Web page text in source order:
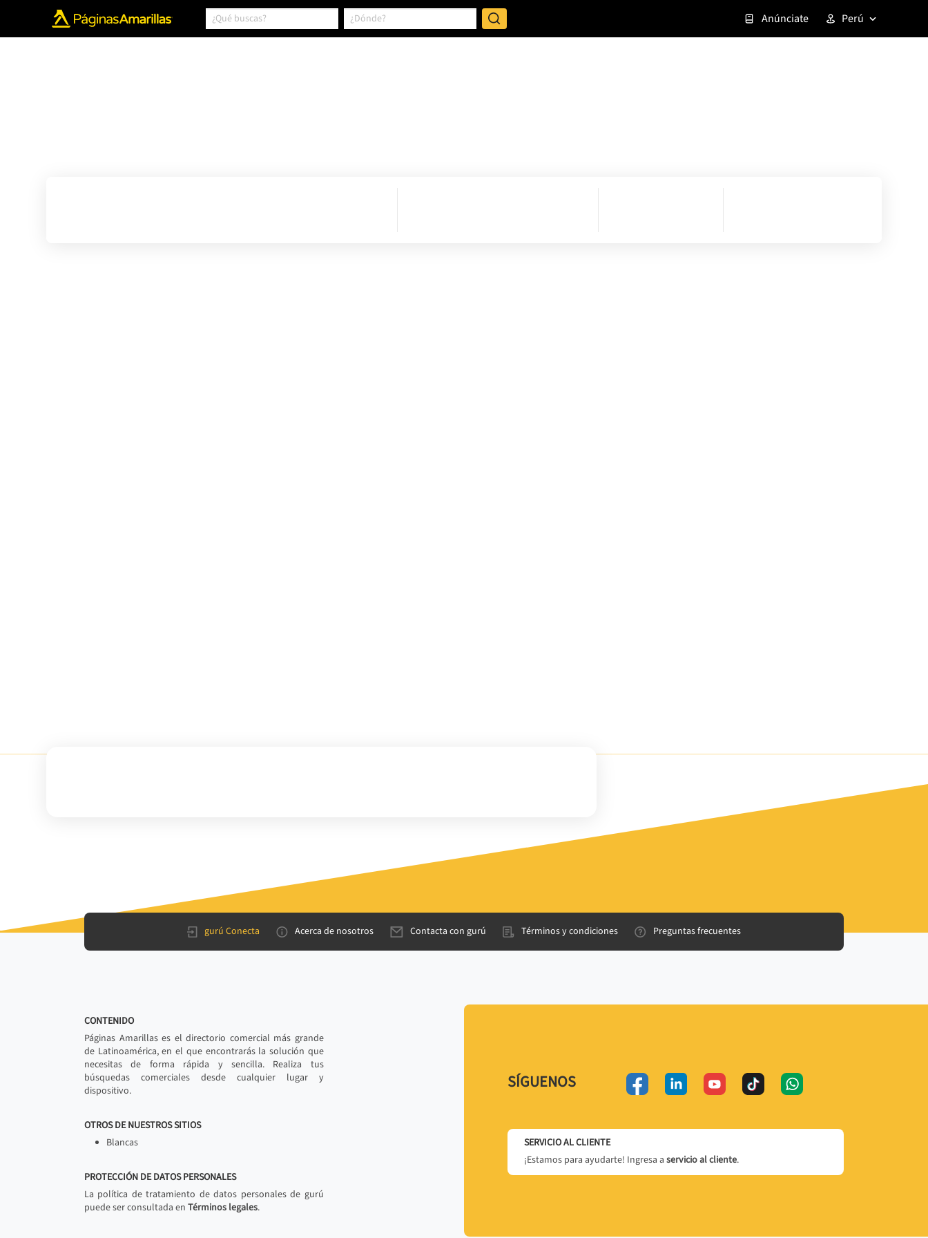
Anúnciate Perú
gurú Conecta Acerca de nosotros Contacta con gurú Términos y condiciones Preguntas frecuentes
CONTENIDO
Páginas Amarillas es el directorio comercial más grande
de Latinoamérica, en el que encontrarás la solución que
necesitas de forma rápida y sencilla. Realiza tus
búsquedas comerciales desde cualquier lugar y
dispositivo.
OTROS DE NUESTROS SITIOS
Blancas
PROTECCIÓN DE DATOS PERSONALES
La política de tratamiento de datos personales de gurú
puede ser consultada en Términos legales.
SÍGUENOS
SERVICIO AL CLIENTE
¡Estamos para ayudarte! Ingresa a servicio al cliente.